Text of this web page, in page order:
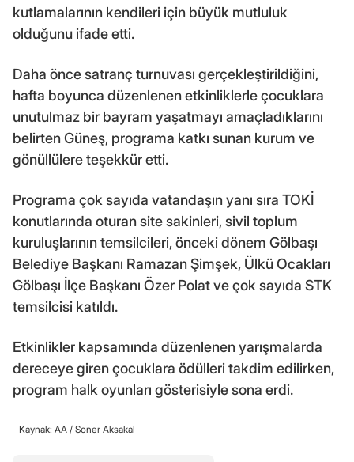
kutlamalarının kendileri için büyük mutluluk
olduğunu ifade etti.
Daha önce satranç turnuvası gerçekleştirildiğini,
hafta boyunca düzenlenen etkinliklerle çocuklara
unutulmaz bir bayram yaşatmayı amaçladıklarını
belirten Güneş, programa katkı sunan kurum ve
gönüllülere teşekkür etti.
Programa çok sayıda vatandaşın yanı sıra TOKİ
konutlarında oturan site sakinleri, sivil toplum
kuruluşlarının temsilcileri, önceki dönem Gölbaşı
Belediye Başkanı Ramazan Şimşek, Ülkü Ocakları
Gölbaşı İlçe Başkanı Özer Polat ve çok sayıda STK
temsilcisi katıldı.
Etkinlikler kapsamında düzenlenen yarışmalarda
dereceye giren çocuklara ödülleri takdim edilirken,
program halk oyunları gösterisiyle sona erdi.
Kaynak: AA / Soner Aksakal